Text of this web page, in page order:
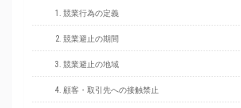
1. 競業行為の定義
2. 競業避止の期間
3. 競業避止の地域
4. 顧客・取引先への接触禁止